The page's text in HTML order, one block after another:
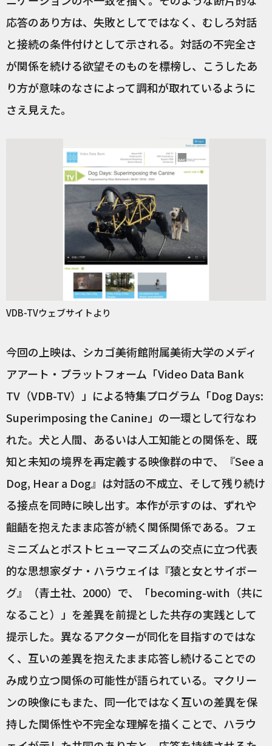
応答のあり方は、失敗としてではなく、むしろ対話
と接続の条件付けとして示される。対話の不完全さ
が関係を続ける欲望そのものを標榜し、こうしたあ
り方が意味のなさによって調和が取れているように
さえ見えた。
VDB-TVウェブサイトより
今回の上映は、シカゴ美術館附属美術大学のメディ
アアート・プラットフォーム「Video Data Bank
TV（VDB-TV）」による特集プログラム「Dog Days:
Superimposing the Canine」の一環として行なわ
れた。犬と人間、あるいは人工知能との関係を、既
知と未知の境界を再定義する映像群の中で、『See a
Dog, Hear a Dog』は対話の不成立、そして残り続け
る接点を同時に映し出す。本作が示すのは、ずれや
齟齬を抱えたまま応答が続く関係関係である。フェ
ミニズムとポストヒューマニズムの交点に立つ代表
的な思想家ダナ・ハラウェイは『猿と女とサイボー
グ』（青土社、2000）で、「becoming-with（共に
なること）」を差異を前提とした共存の実践として
提示した。異なるアクターが同化を目指すのではな
く、互いの差異を抱えたまま応答し続けることでの
み成り立つ関係の可能性が語られている。マクリー
ンの映像にもまた、同一化ではなく互いの差異を保
持した関係性や不完全な理解を描くことで、ハラウ